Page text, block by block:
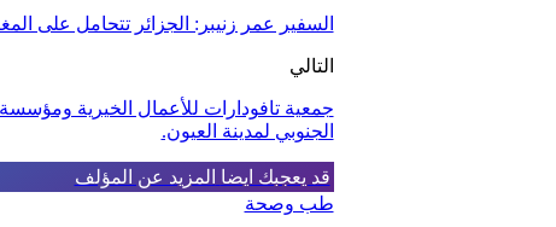
السفير عمر زنيبر: الجزائر تتحامل على المغرب و90 في المئة من الدول لا
التالي
جمعية تافودارات للأعمال الخيرية
الجنوبي لمدينة العيون.
قد يعجبك ايضا المزيد عن المؤلف
طب وصحة